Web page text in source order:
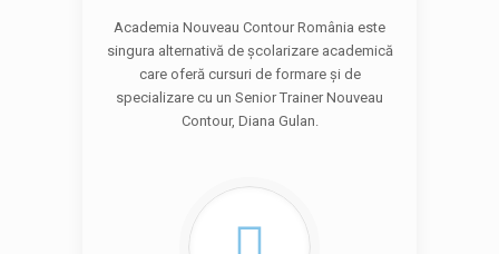
Academia Nouveau Contour România este
singura alternativă de şcolarizare academică
care oferă cursuri de formare şi de
specializare cu un Senior Trainer Nouveau
Contour, Diana Gulan.